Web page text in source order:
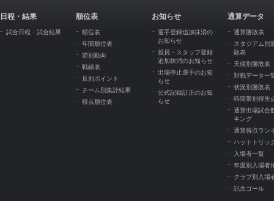
日程・結果
試合日程・試合結果
順位表
順位表
年間順位表
節別動向
戦績表
反則ポイント
チーム別集計結果
得点順位表
お知らせ
選手登録追加抹消の
お知らせ
役員・スタッフ登録
追加抹消のお知らせ
出場停止選手のお知
らせ
公式記録訂正のお知
らせ
通算データ
通算勝敗表
スタジアム別
敗表
天候別勝敗表
対戦データ一
状況別勝敗表
時間帯別得失
通算出場試合
キング
通算得点ラン
ハットトリッ
入場者一覧
年度別入場者
クラブ別入場
記念ゴール